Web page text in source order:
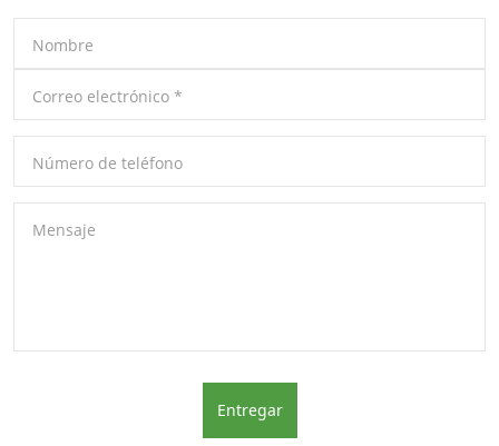
Nombre
Correo electrónico *
Número de teléfono
Mensaje
Entregar